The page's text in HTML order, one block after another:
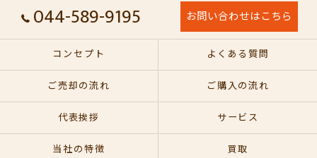
044-589-9195 お問い合わせはこちら
コンセプト よくある質問
ご売却の流れ ご購入の流れ
代表挨拶 サービス
当社の特徴 買取